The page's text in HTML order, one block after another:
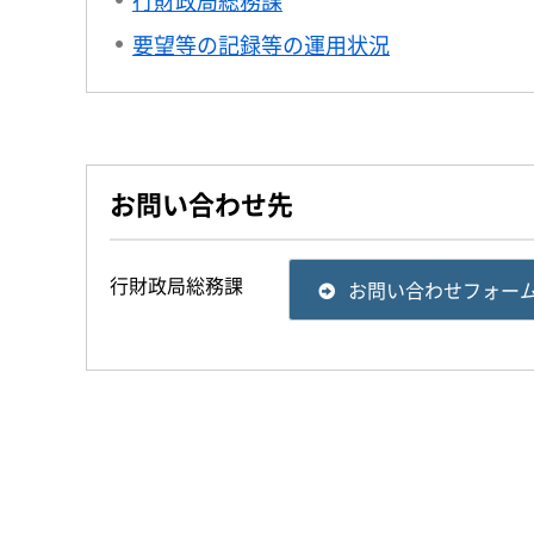
要望等の記録等の運用状況
お問い合わせ先
行財政局総務課 お問い合わせフォー